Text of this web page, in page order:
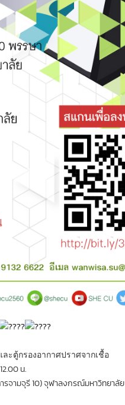
ะตู้กรองอากาศปราศจากเชื้อ
น.
รจามจุรี 10) จุฬาลงกรณ์มหาวิทยาลัย